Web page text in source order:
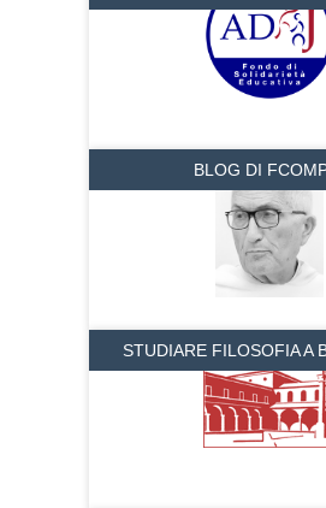
BLOG DI
STUDIARE FILOSOFIA A